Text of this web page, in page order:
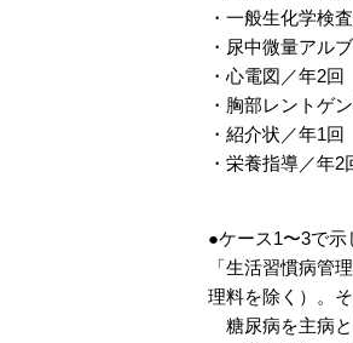
・一般生化学検
・尿中微量アル
・心電図／年2回
・胸部レントゲ
・紹介状／年1回
・栄養指導／年2
●ケース1〜3で示
「生活習慣病管
理料を除く）。
糖尿病を主病